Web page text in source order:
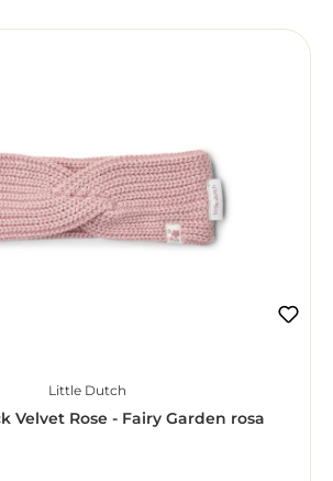
Little Dutch
Velvet Rose - Fairy Garden rosa